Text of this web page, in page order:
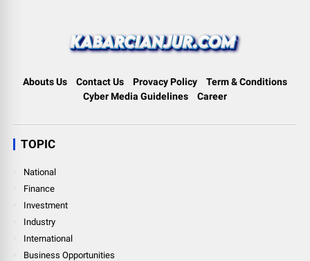
Abouts Us Contact Us Provacy Policy
Term & Conditions
Cyber Media Guidelines
Career
TOPIC
National
Finance
Investment
Industry
International
Business Opportunities